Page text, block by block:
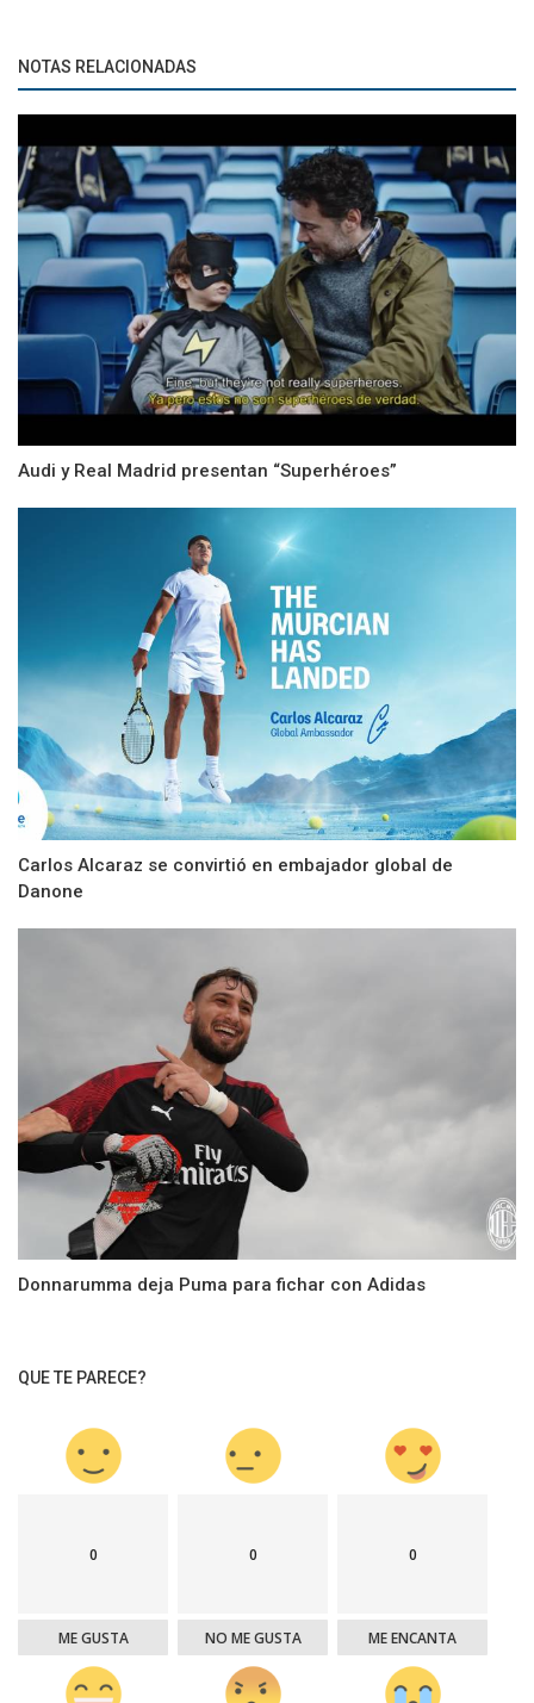
NOTAS RELACIONADAS
Audi y Real Madrid presentan “Superhéroes”
Carlos Alcaraz se convirtió en embajador global de
Danone
Donnarumma deja Puma para fichar con Adidas
QUE TE PARECE?
0
ME GUSTA
0
NO ME GUSTA
0
ME ENCANTA